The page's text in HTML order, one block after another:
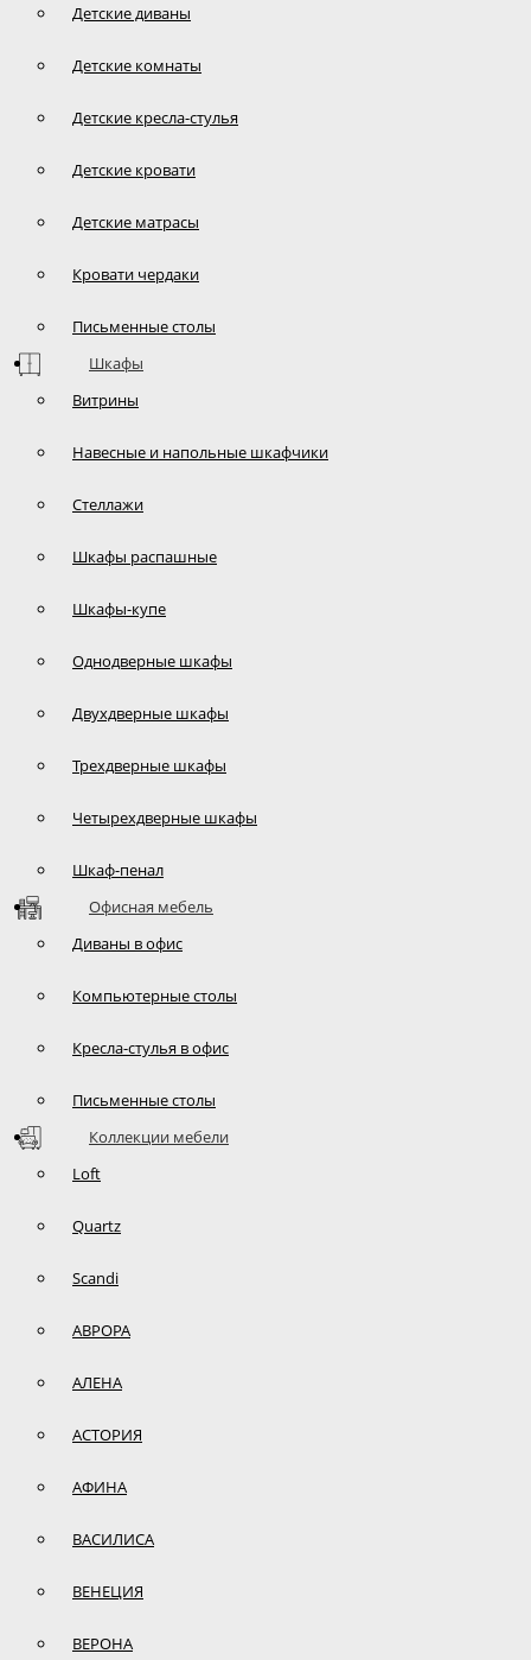
Детские диваны
Детские комнаты
Детские кресла-стулья
Детские кровати
Детские матрасы
Кровати чердаки
Письменные столы
Шкафы
Витрины
Навесные и напольные шкафчики
Стеллажи
Шкафы распашные
Шкафы-купе
Однодверные шкафы
Двухдверные шкафы
Трехдверные шкафы
Четырехдверные шкафы
Шкаф-пенал
Офисная мебель
Диваны в офис
Компьютерные столы
Кресла-стулья в офис
Письменные столы
Коллекции мебели
Loft
Quartz
Scandi
АВРОРА
АЛЕНА
АСТОРИЯ
АФИНА
ВАСИЛИСА
ВЕНЕЦИЯ
ВЕРОНА